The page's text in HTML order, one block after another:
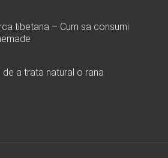
tibetana – Cum sa consumi
de a trata natural o rana